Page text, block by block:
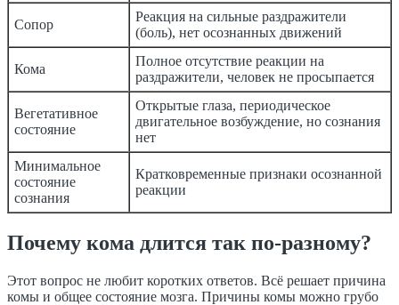
Сопор
Реакция на сильные раздражители
(боль), нет осознанных движений
Кома
Полное отсутствие реакции на
раздражители, человек не просыпается
Вегетативное
состояние
Открытые глаза, периодическое
двигательное возбуждение, но сознания
нет
Минимальное
состояние
сознания
Кратковременные признаки осознанной
реакции
Почему кома длится так по-разному?
Этот вопрос не любит коротких ответов. Всё решает причина
комы и общее состояние мозга. Причины комы можно грубо